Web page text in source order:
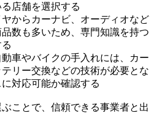
店舗を選択する
からカーナビ、オーディオなど
数も多いため、専門知識を持つ
車やバイクの手入れには、カー
リー交換などの技術が必要とな
対応可能か確認する
ことで、信頼できる事業者と出